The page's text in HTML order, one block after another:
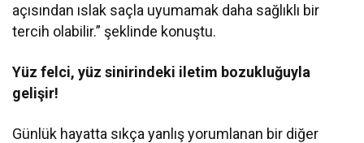
açısından ıslak saçla uyumamak daha sağlıklı bir
tercih olabilir.” şeklinde konuştu.
Yüz felci, yüz sinirindeki iletim bozukluğuyla
gelişir!
Günlük hayatta sıkça yanlış yorumlanan bir diğer